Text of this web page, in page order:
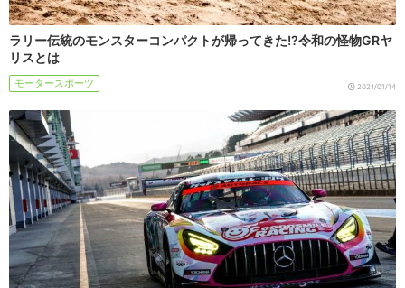
ラリー伝統のモンスターコンパクトが帰ってきた!?令和の怪物GRヤ
リスとは
モータースポーツ 2021/01/14